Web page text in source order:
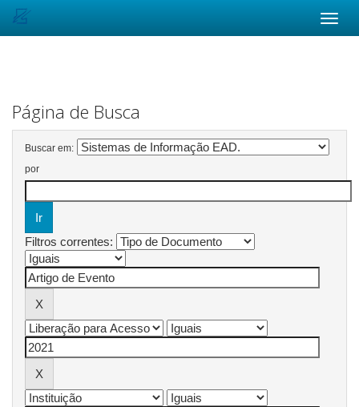
Página de Busca
Buscar em:
por
Filtros correntes: